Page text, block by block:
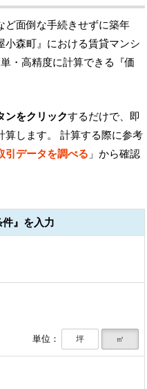
ど面倒な手続きせずに築年
森町』における賃貸マンシ
・高精度に計算できる『価
ンをクリックするだけで、即
算します。 計算する際に参考
引データを調べる 」から確認
』を入力
単位： 坪 ㎡